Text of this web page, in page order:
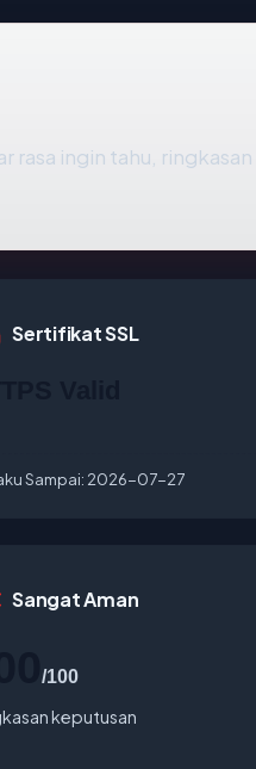
rasa ingin tahu,
Sertifikat SSL
Sampai: 2026-07-27
Sangat Aman
/100
keputusan